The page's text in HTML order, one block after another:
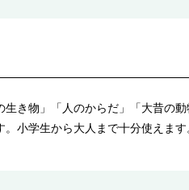
き物」「人のからだ」「大昔の
小学生から大人まで十分使えます